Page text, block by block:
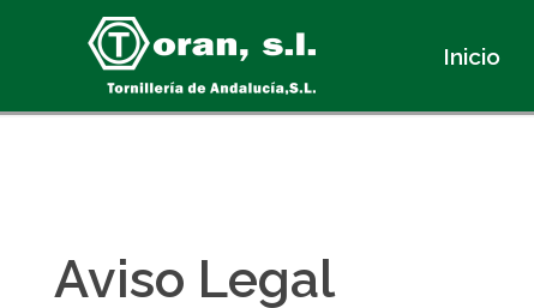
Presione
Control-
Inicio
Aviso Legal